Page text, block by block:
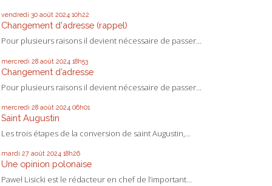
vendredi 30 août 2024 10h22
Changement d'adresse (rappel)
Pour plusieurs raisons il devient nécessaire de passer...
mercredi 28 août 2024 18h53
Changement d’adresse
Pour plusieurs raisons il devient nécessaire de passer...
mercredi 28 août 2024 06h01
Saint Augustin
Les trois étapes de la conversion de saint Augustin,...
mardi 27 août 2024 18h26
Une opinion polonaise
Paweł Lisicki est le rédacteur en chef de l’important...